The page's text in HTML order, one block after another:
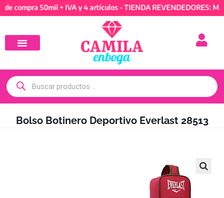
compra 50mil + IVA y 4 artículos - TIENDA REVENDEDORES:
Bolso Botinero Deportivo Everlast 28513